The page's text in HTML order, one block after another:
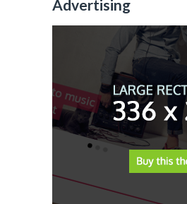
Advertising